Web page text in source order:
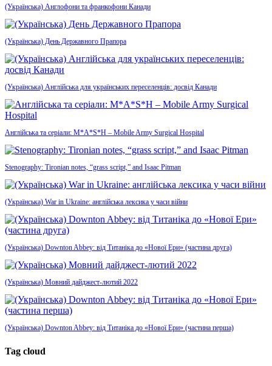
(Українська) Англофони та франкофони Канади
(Українська) День Державного Прапора
(Українська) Англійська для українських переселенців: досвід Канади
Англійська та серіали: M*A*S*H – Mobile Army Surgical Hospital
Stenography: Tironian notes, “grass script,” and Isaac Pitman
(Українська) War in Ukraine: англійська лексика у часи війни
(Українська) Downton Abbey: від Титаніка до «Нової Ери» (частина друга)
(Українська) Мовний дайджест-лютий 2022
(Українська) Downton Abbey: від Титаніка до «Нової Ери» (частина перша)
Tag cloud